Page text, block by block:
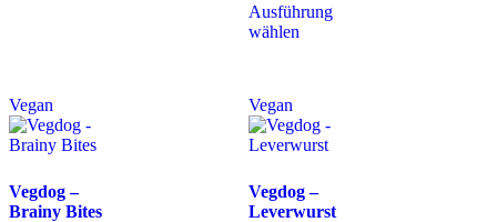
Ausführung
wählen
Vegan
Vegdog –
Brainy Bites
Vegan
Vegdog –
Leverwurst